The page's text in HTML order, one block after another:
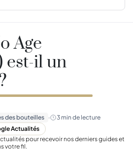
Age
est-il un
des bouteilles · 3 min de lecture
Actualités
pour recevoir nos derniers guides et
votre fil.